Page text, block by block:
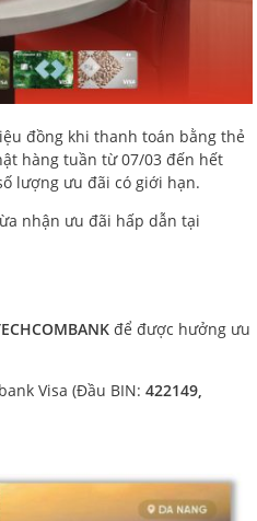
đồng khi thanh toán bằng thẻ
hàng tuần từ 07/03 đến hết
lượng ưu đãi có giới hạn.
nhận ưu đãi hấp dẫn tại
để được hưởng ưu
Visa (Đầu BIN: 422149,